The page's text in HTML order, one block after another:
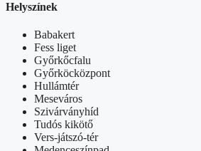
Helyszínek
Babakert
Fess liget
Győrkőcfalu
Győrköcközpont
Hullámtér
Meseváros
Szivárványhíd
Tudós kikötő
Vers-játszó-tér